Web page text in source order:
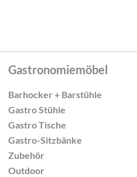
Gastronomiemöbel
Barhocker + Barstühle
Gastro Stühle
Gastro Tische
Gastro-Sitzbänke
Zubehör
Outdoor